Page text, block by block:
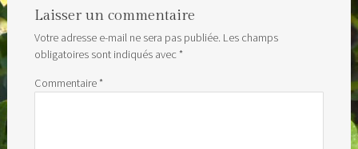
Laisser un commentaire
Votre adresse e-mail ne sera pas publiée. Les champs
obligatoires sont indiqués avec*
Commentaire*